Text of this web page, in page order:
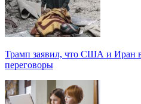
Трамп заявил, что США и Иран
переговоры